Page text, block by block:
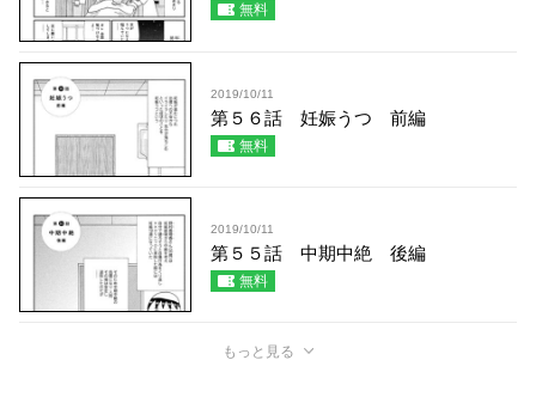
無料
2019/10/11
第５６話 妊娠うつ 前編
無料
2019/10/11
第５５話 中期中絶 後編
無料
もっと見る